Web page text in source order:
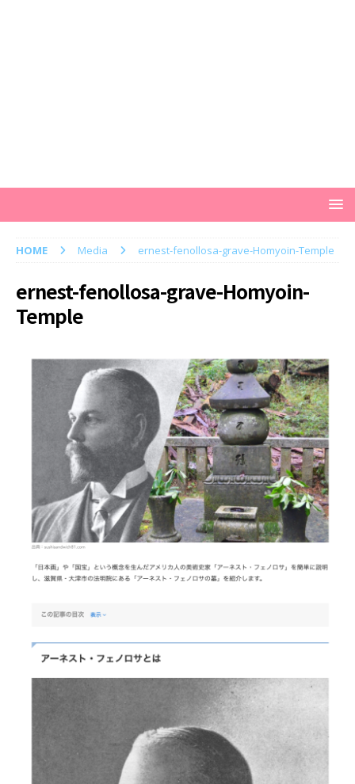
HOME Media ernest-fenollosa-grave-Homyoin-Temple
ernest-fenollosa-grave-Homyoin-
Temple